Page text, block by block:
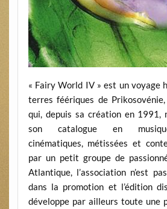
« Fairy World IV » est un voyage
terres féériques de
qui, depuis sa création en 1991,
son catalogue en
cinématiques, métissées et
par un petit groupe de
Atlantique, l’association n’est
dans la promotion et l’édition
développe par ailleurs toute une